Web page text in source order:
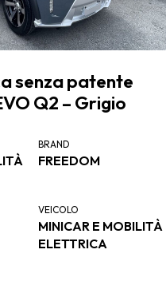
senza patente
Q2 – Grigio
BRAND
FREEDOM
VEICOLO
MINICAR E MOBILITÀ
ELETTRICA